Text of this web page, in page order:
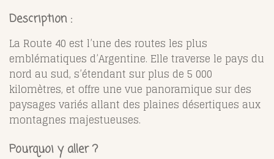
Description :
La Route 40 est l’une des routes les plus
emblématiques d’Argentine. Elle traverse le pays du
nord au sud, s’étendant sur plus de 5 000
kilomètres, et offre une vue panoramique sur des
paysages variés allant des plaines désertiques aux
montagnes majestueuses.
Pourquoi y aller ?